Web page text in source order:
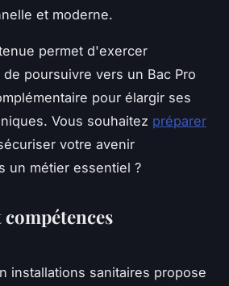
et moderne.
permet d'exercer
poursuivre vers un Bac Pro
pour élargir ses
Vous souhaitez préparer
votre avenir
un métier essentiel ?
installations sanitaires propose